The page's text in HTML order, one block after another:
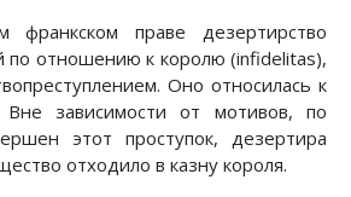
праве дезертирство
по отношению к королю (infidelitas),
Оно относилась к
Вне зависимости от мотивов, по
этот проступок, дезертира
отходило в казну короля.